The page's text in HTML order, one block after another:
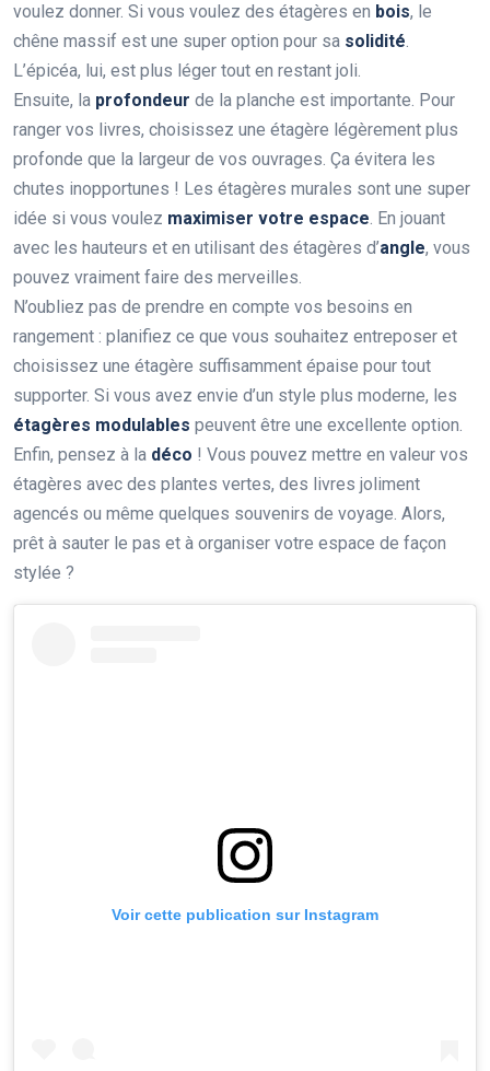
voulez donner. Si vous voulez des étagères en bois, le
chêne massif est une super option pour sa solidité.
L’épicéa, lui, est plus léger tout en restant joli.
Ensuite, la profondeur de la planche est importante. Pour
ranger vos livres, choisissez une étagère légèrement plus
profonde que la largeur de vos ouvrages. Ça évitera les
chutes inopportunes ! Les étagères murales sont une super
idée si vous voulez maximiser votre espace. En jouant
avec les hauteurs et en utilisant des étagères d’angle, vous
pouvez vraiment faire des merveilles.
N’oubliez pas de prendre en compte vos besoins en
rangement : planifiez ce que vous souhaitez entreposer et
choisissez une étagère suffisamment épaise pour tout
supporter. Si vous avez envie d’un style plus moderne, les
étagères modulables peuvent être une excellente option.
Enfin, pensez à la déco ! Vous pouvez mettre en valeur vos
étagères avec des plantes vertes, des livres joliment
agencés ou même quelques souvenirs de voyage. Alors,
prêt à sauter le pas et à organiser votre espace de façon
stylée ?
Voir cette publication sur Instagram